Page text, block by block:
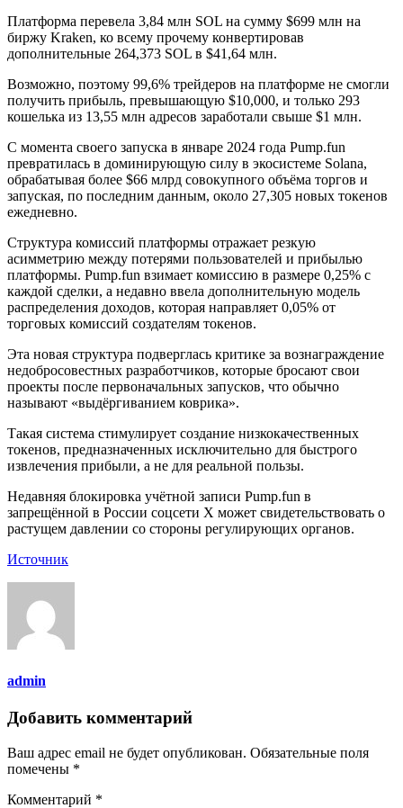
Платформа перевела 3,84 млн SOL на сумму $699 млн на
биржу Kraken, ко всему прочему конвертировав
дополнительные 264,373 SOL в $41,64 млн.
Возможно, поэтому 99,6% трейдеров на платформе не смогли
получить прибыль, превышающую $10,000, и только 293
кошелька из 13,55 млн адресов заработали свыше $1 млн.
С момента своего запуска в январе 2024 года Pump.fun
превратилась в доминирующую силу в экосистеме Solana,
обрабатывая более $66 млрд совокупного объёма торгов и
запуская, по последним данным, около 27,305 новых токенов
ежедневно.
Структура комиссий платформы отражает резкую
асимметрию между потерями пользователей и прибылью
платформы. Pump.fun взимает комиссию в размере 0,25% с
каждой сделки, а недавно ввела дополнительную модель
распределения доходов, которая направляет 0,05% от
торговых комиссий создателям токенов.
Эта новая структура подверглась критике за вознаграждение
недобросовестных разработчиков, которые бросают свои
проекты после первоначальных запусков, что обычно
называют «выдёргиванием коврика».
Такая система стимулирует создание низкокачественных
токенов, предназначенных исключительно для быстрого
извлечения прибыли, а не для реальной пользы.
Недавняя блокировка учётной записи Pump.fun в
запрещённой в России соцсети X может свидетельствовать о
растущем давлении со стороны регулирующих органов.
Источник
admin
Добавить комментарий
Ваш адрес email не будет опубликован. Обязательные поля
помечены *
Комментарий *